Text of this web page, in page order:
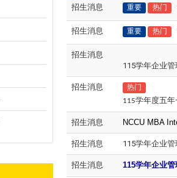
招生消息 重要 热门
招生消息 重要 热门
招生消息
115学年企业
招生消息 热门
115学年度五
招生消息 NCCU MBA
招生消息 115学年企业
招生消息 115学年企业